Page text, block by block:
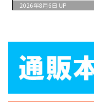
2026年8月6日 UP